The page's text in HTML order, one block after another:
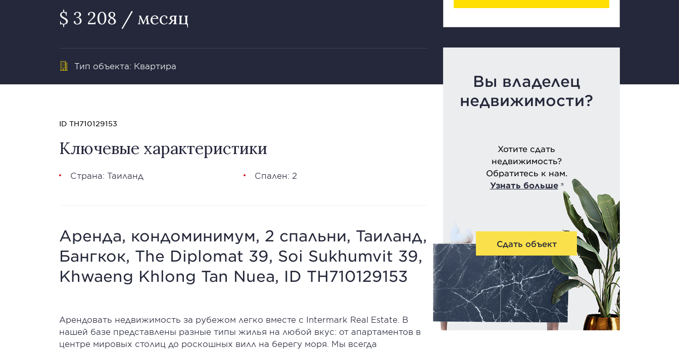
$ 3 208 / месяц
Тип объекта: Квартира
Вы владелец
недвижимости?
Хотите сдать
недвижимость?
Обратитесь к нам.
Узнать больше
Сдать объект
ID TH710129153
Ключевые характеристики
Страна: Таиланд Спален: 2
Аренда, кондоминимум, 2 спальни, Таиланд,
Бангкок, The Diplomat 39, Soi Sukhumvit 39,
Khwaeng Khlong Tan Nuea, ID TH710129153
Арендовать недвижимость за рубежом легко вместе с Intermark Real Estate. В
нашей базе представлены разные типы жилья на любой вкус: от апартаментов в
центре мировых столиц до роскошных вилл на берегу моря. Мы всегда